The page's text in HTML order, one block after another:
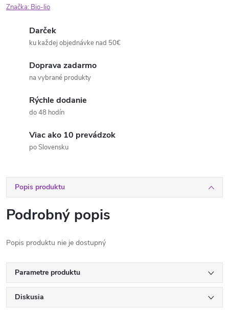
Značka: Bio-lio
Darček
ku každej objednávke nad 50€
Doprava zadarmo
na vybrané produkty
Rýchle dodanie
do 48 hodín
Viac ako 10 prevádzok
po Slovensku
Popis produktu
Podrobný popis
Popis produktu nie je dostupný
Parametre produktu
Diskusia